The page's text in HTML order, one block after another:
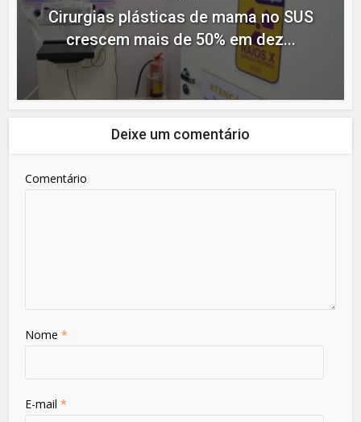
Cirurgias plásticas de mama no SUS
crescem mais de 50% em dez...
Deixe um comentário
Comentário
Nome*
E-mail*